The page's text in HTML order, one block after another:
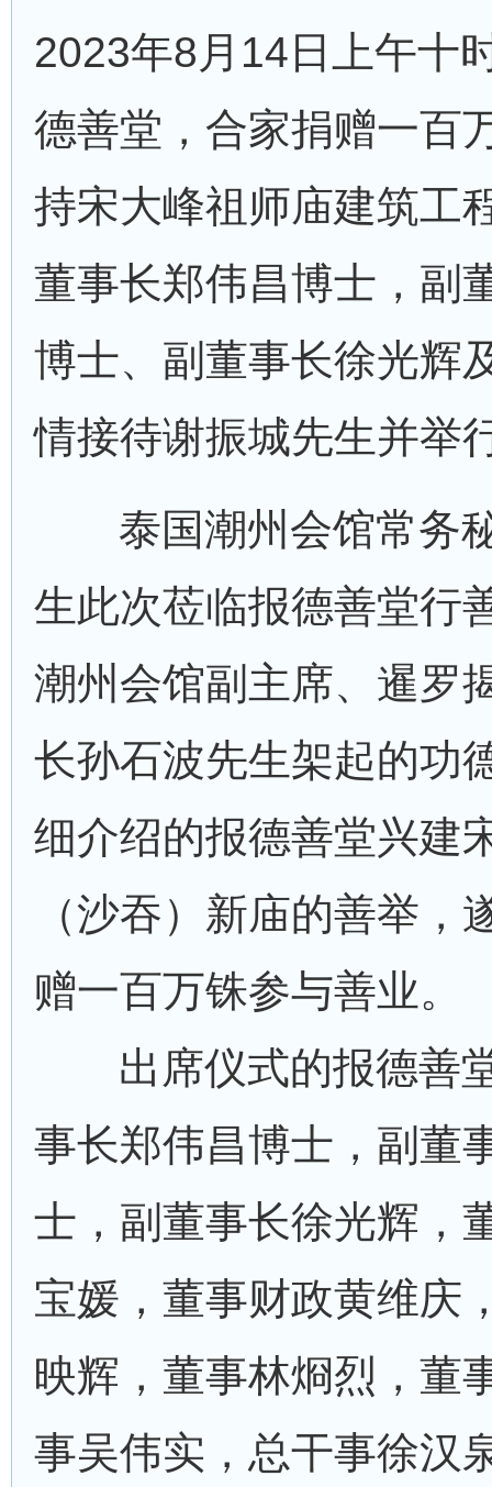
2023年8月14日上午十
德善堂，合家捐赠一百
持宋大峰祖师庙建筑工
董事长郑伟昌博士，副
博士、副董事长徐光辉
情接待谢振城先生并举
泰国潮州会馆常务
生此次莅临报德善堂行
潮州会馆副主席、暹罗
长孙石波先生架起的功
细介绍的报德善堂兴建
（沙吞）新庙的善举，
赠一百万铢参与善业。
出席仪式的报德善
事长郑伟昌博士，副董
士，副董事长徐光辉，
宝媛，董事财政黄维庆
映辉，董事林烱烈，董
事吴伟实，总干事徐汉